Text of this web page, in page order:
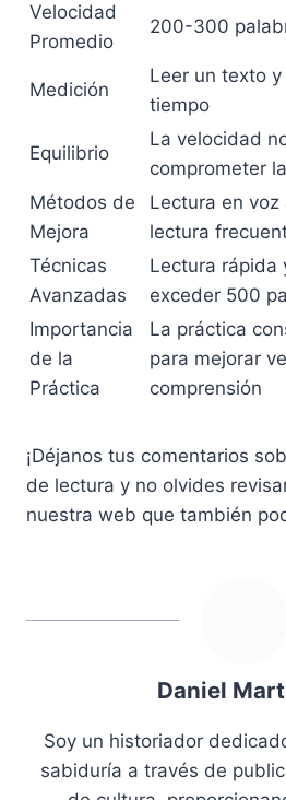
Velocidad
Promedio
200-300
Medición
Leer un texto
tiempo
Equilibrio
La velocidad
comprometer
Métodos de
Mejora
Lectura en voz
lectura
Técnicas
Avanzadas
Lectura rápida
exceder 500
Importancia
de la
Práctica
La práctica
para mejorar
comprensión
¡Déjanos tus comentarios
de lectura y no olvides
nuestra web que también
Daniel
Soy un historiador
sabiduría a través de